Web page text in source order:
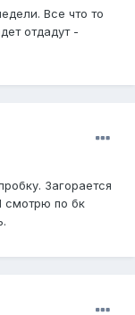
Все что то
отдадут -
Загорается
смотрю по бк